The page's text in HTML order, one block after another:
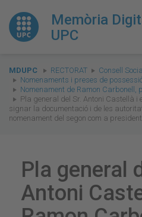
Memòria
UPC
You
are
here:
MDUPC RECTORAT
Consell Social
Nomenaments i preses de
Nomenament de Ramon Carbonell,
Pla general del Sr. Antoni Castellà
signar la documentació i de les
nomenament del segon com a
Pla general
Antoni